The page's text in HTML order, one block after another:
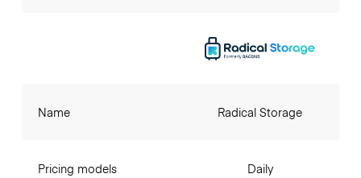
Name
Pricing models
Radical Storage
Daily